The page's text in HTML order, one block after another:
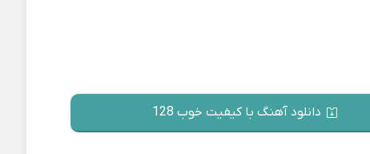
دانلود آهنگ با کیفیت خوب 128